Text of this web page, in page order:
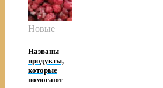
Новые
Названы
продукты,
которые
помогают